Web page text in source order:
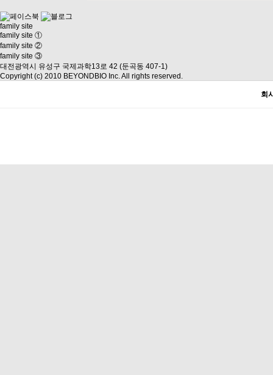
family site
family site ①
family site ②
family site ③
대전광역시 유성구 국제과학13로 42 (둔곡동 407-1)
Copyright (c) 2010 BEYONDBIO Inc. All rights reserved.
회